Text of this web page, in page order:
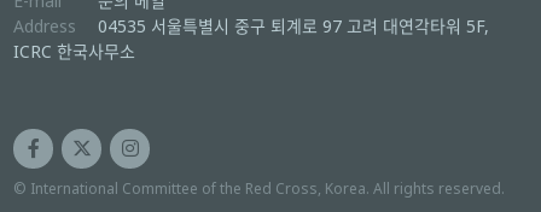
Address
04535 서울특별시 중구 퇴계로 97 고려 대연각타워 5F,
ICRC 한국사무소
© International Committee of the Red Cross, Korea. All rights reserved.